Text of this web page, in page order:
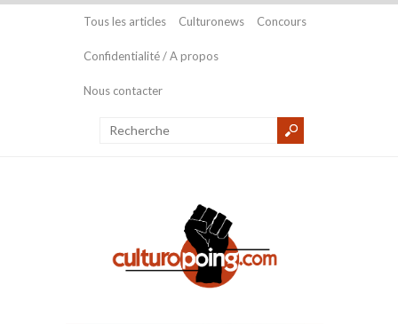
Tous les articles Culturonews Concours
Confidentialité / A propos
Nous contacter